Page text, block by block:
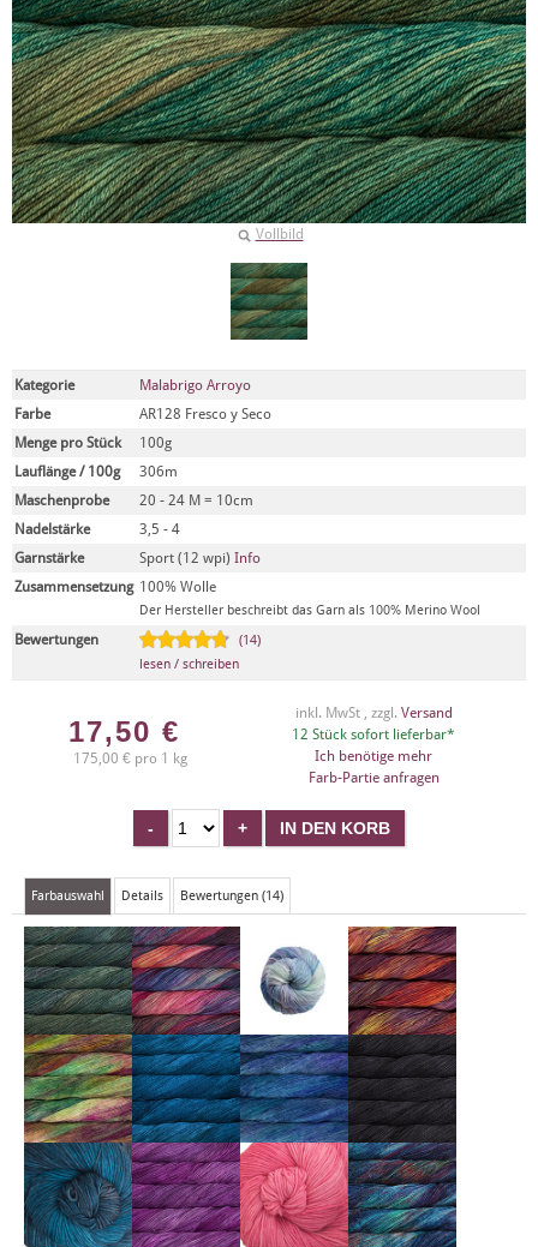
Vollbild
Kategorie
Malabrigo Arroyo
Farbe
AR128 Fresco y Seco
Menge pro Stück
100g
Lauflänge / 100g
306m
Maschenprobe
20 - 24 M = 10cm
Nadelstärke
3,5 - 4
Garnstärke
Sport (12 wpi) Info
Zusammensetzung 100% Wolle
Der Hersteller beschreibt das Garn als 100% Merino Wool
Bewertungen
(14)
lesen / schreiben
17,50 €
175,00 € pro 1 kg
inkl. MwSt , zzgl. Versand
12 Stück sofort lieferbar*
Ich benötige mehr
Farb-Partie anfragen
Farbauswahl Details Bewertungen (14)